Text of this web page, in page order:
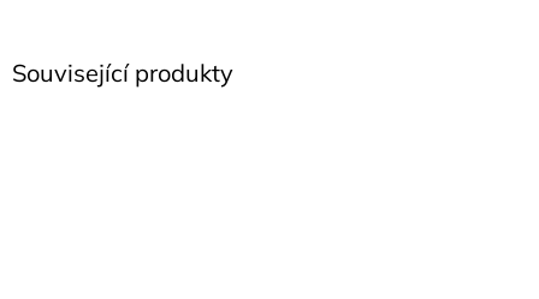
Související produkty